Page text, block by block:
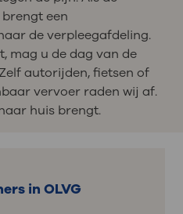
een
de verpleegafdeling.
mag u de dag van de
autorijden, fietsen of
vervoer raden wij af.
huis brengt.
in OLVG